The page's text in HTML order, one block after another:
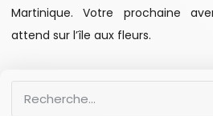
Martinique. Votre prochaine
attend sur l’île aux fleurs.